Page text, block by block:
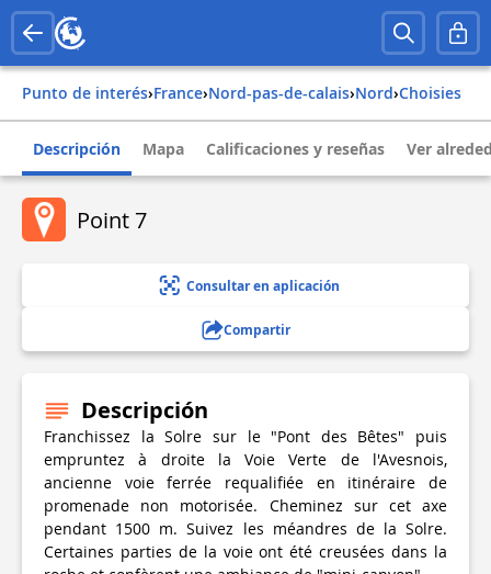
Punto de interés› france› nord-pas-de-calais› nord› choisies
Descripción Mapa Calificaciones y reseñas Ver
Point 7
Consultar en aplicación
Compartir
Descripción
Franchissez la Solre sur le "Pont des Bêtes" puis
empruntez à droite la Voie Verte de l'Avesnois,
ancienne voie ferrée requalifiée en itinéraire de
promenade non motorisée. Cheminez sur cet axe
pendant 1500 m. Suivez les méandres de la Solre.
Certaines parties de la voie ont été creusées dans la